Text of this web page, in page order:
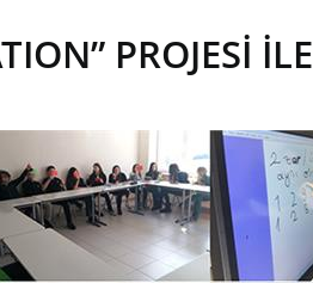
PROJESİ İLE